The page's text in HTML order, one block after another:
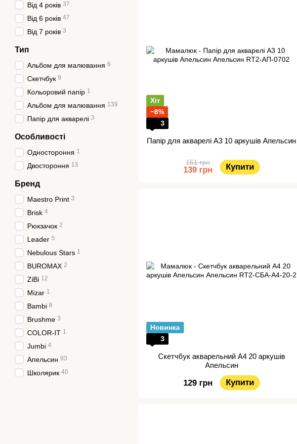
Хіт
−8%
3
Папір для акварелі А3 10 аркушів Апельсин
151 грн
139 грн Купити
Новинка
3
Скетчбук акварельний А4 20 аркушів
Апельсин
129 грн Купити
Від 4 років 37
Від 6 років 47
Від 7 років 3
Тип
Альбом для малювання 6
Скетчбук 9
Кольоровий папір 1
Альбом для малювання 139
Папір для акварелі 3
Особливості
Одностороння 1
Двостороння 13
Бренд
Maestro Print 3
Brisk 4
Рюкзачок 2
Leader 5
Nebulous Stars 1
BUROMAX 2
ZiBi 12
Mizar 1
Bambi 8
Brushme 3
COLOR-IT 1
Jumbi 4
Апельсин 93
Школярик 40